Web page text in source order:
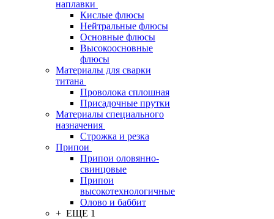
наплавки
Кислые флюсы
Нейтральные флюсы
Основные флюсы
Высокоосновные
флюсы
Материалы для сварки
титана
Проволока сплошная
Присадочные прутки
Материалы специального
назначения
Строжка и резка
Припои
Припои оловянно-
свинцовые
Припои
высокотехнологичные
Олово и баббит
+ ЕЩЕ 1